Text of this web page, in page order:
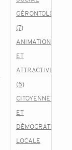
(7)
ANIMATION
ET
ATTRACTIVITÉ
(5)
CITOYENNETÉ
ET
DÉMOCRATIE
LOCALE